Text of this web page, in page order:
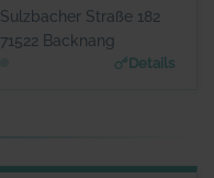
Sulzbacher Straße 182
71522 Backnang
Details
www.burgerschloz.de